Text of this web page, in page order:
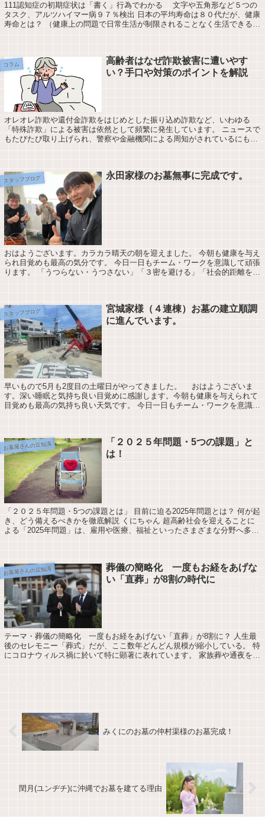
111認知症の初期症状は「書く」行為でわかる 文字や五角形など５つの
タスク、アルツハイマー病９７％検出 日本の平均寿命は８０代だが、健康
寿命とは？ （健康上の問題で日常生活が制限されることなく生活できる期
コラム
高齢者はなぜ詐欺被害に遭いやす
い？手口や対策のポイントを解説
オレオレ詐欺や還付金詐欺をはじめとした振り込め詐欺など、いわゆる
「特殊詐欺」による被害は依然として頻繁に発生しています。 ニュースで
もたびたび取り上げられ、警察や金融機関による周知がされているにも関
スタッフブログ 永田家様のお墓無事に完成です。
おはようございます。カラカラ晴天の朝を迎えました。 今朝も健康を与え
られ目覚めも最高の気分です。 今日一日もチーム・ワークを意識して頑張
ります。 「うつらない・うつさない」「３密を避ける」「社会的距離を保
スタッフブログ
宮城家様（４連棟）お墓の建立順調
に進んでいます。
早いもので5月も2度目の土曜日がやってきました。 おはようございま
す。深い睡眠と気持ち良い目覚めに感謝します。今朝も健康を与えられて
目覚めも最高の気持ち良い天気です。 今日一日もチーム・ワークを意識し
お墓屋さんの豆知識
「２０２５年問題・5つの課題」と
は！
「２０２５年問題・5つの課題とは」 目前に迫る2025年問題とは？ 何が起
き、どう備えるべきかを徹底解説 くにちゃん 超高齢社会を迎えることに
よる「2025年問題」は、雇用や医療、福祉といったさまざまな分野へ多大
お墓屋さんの豆知識
葬儀の簡略化 一度もお経をあげな
い「直葬」が8割の時代に
テーマ・葬儀の簡略化 一度もお経をあげない「直葬」が8割に？ 人生最
後のセレモニー「葬式」だが、ここ数年どんどん規模が縮小している。 特
にコロナウィルス禍に於いて特に顕著に表れています。 家族葬や通夜を省
みくにのお墓の仲村渠様のお墓完成！
閏月(ユンヂチ)に沖縄でお墓を建てる理由